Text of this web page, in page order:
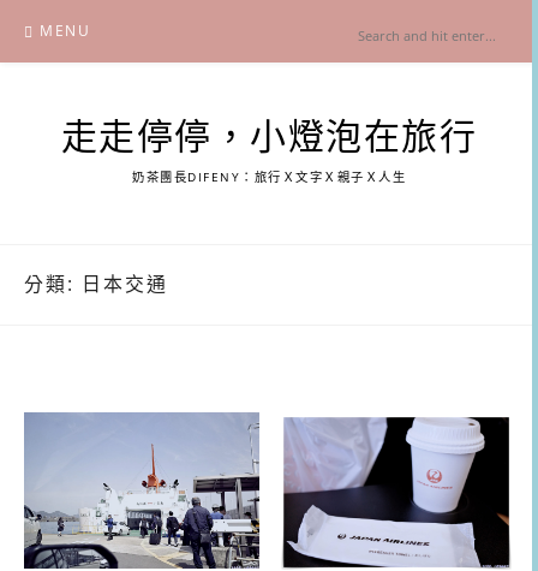
content
MENU
走走停停，小燈泡在旅行
奶茶團長DIFENY：旅行Ｘ文字Ｘ親子Ｘ人生
分類: 日本交通